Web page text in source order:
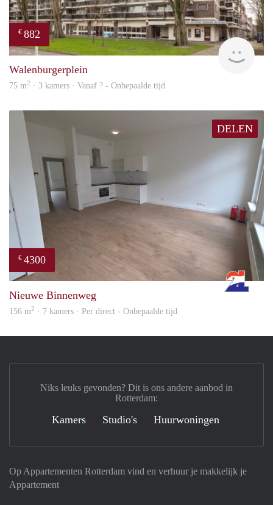
€ 882
Walenburgerplein
75 m2 · 3 kamers · Vanaf ? - Onbepaalde tijd
DELEN
€ 4300
Nieuwe Binnenweg
156 m2 · 7 kamers · Per direct - Onbepaalde tijd
Op Appartementen Rotterdam vind en verhuur je makkelijk je
Appartement
Niks leuks gevonden? Dit is ons andere aanbod in
Rotterdam:
Kamers Studio's Huurwoningen